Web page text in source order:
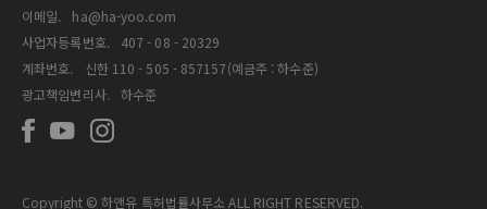
이메일.
ha@ha-yoo.com
사업자등록번호.
407 - 08 - 20329
계좌번호.
신한 110 - 505 - 857157(예금주 : 하수준)
광고책임변리사.
하수준
Copyright © 하앤유 특허법률사무소 ALL RIGHT RESERVED.